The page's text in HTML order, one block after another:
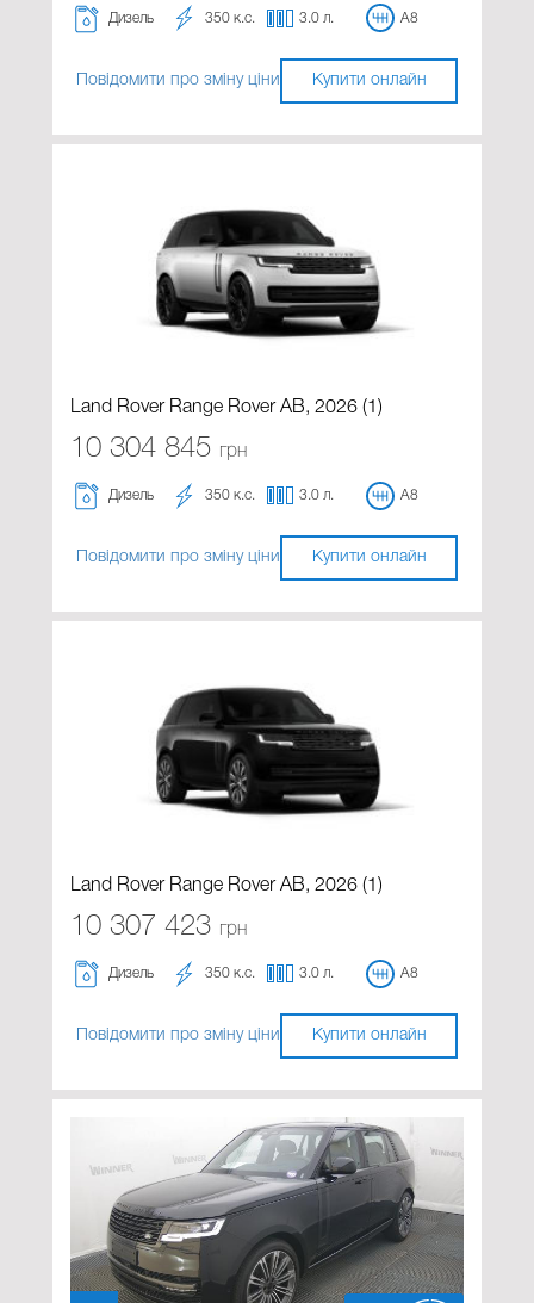
Дизель 350 к.с. 3.0 л. A8
Повідомити про зміну ціни Купити онлайн
Land Rover Range Rover AB, 2026 (1)
10 304 845 грн
Дизель 350 к.с. 3.0 л. A8
Повідомити про зміну ціни Купити онлайн
Land Rover Range Rover AB, 2026 (1)
10 307 423 грн
Дизель 350 к.с. 3.0 л. A8
Повідомити про зміну ціни Купити онлайн